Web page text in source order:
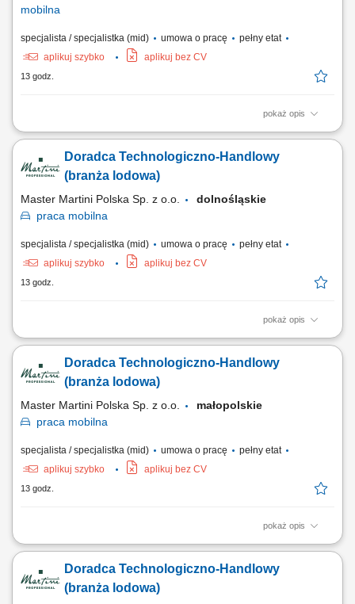
mobilna
specjalista / specjalistka (mid) umowa o pracę
pełny etat
aplikuj szybko
aplikuj bez CV
13 godz.
pokaż opis
Twój obszar odpowiedzialności: Budowanie długofalowych,
doradztwo produktowe oraz prowadzenie prezentacji i pokazów u
klientów. Udział w targach, szkoleniach oraz kluczowych wydarzeniach
Doradca Technologiczno-Handlowy
(branża lodowa)
Master Martini Polska Sp. z o.o.
dolnośląskie
praca mobilna
specjalista / specjalistka (mid) umowa o pracę
pełny etat
aplikuj szybko
aplikuj bez CV
13 godz.
pokaż opis
Twój obszar odpowiedzialności: Budowanie długofalowych,
doradztwo produktowe oraz prowadzenie prezentacji i pokazów u
klientów. Udział w targach, szkoleniach oraz kluczowych wydarzeniach
Doradca Technologiczno-Handlowy
(branża lodowa)
Master Martini Polska Sp. z o.o.
małopolskie
praca mobilna
specjalista / specjalistka (mid) umowa o pracę
pełny etat
aplikuj szybko
aplikuj bez CV
13 godz.
pokaż opis
Twój obszar odpowiedzialności: Budowanie długofalowych,
doradztwo produktowe oraz prowadzenie prezentacji i pokazów u
klientów. Udział w targach, szkoleniach oraz kluczowych wydarzeniach
Doradca Technologiczno-Handlowy
(branża lodowa)